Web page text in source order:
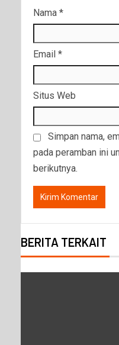
Nama *
Email *
Situs Web
Simpan nama,
pada peramban ini
berikutnya.
BERITA TERKAIT